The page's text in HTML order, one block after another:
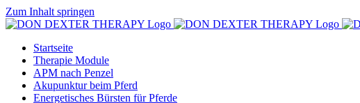
Zum Inhalt springen
Startseite
Therapie Module
APM nach Penzel
Akupunktur beim Pferd
Energetisches Bürsten für Pferde